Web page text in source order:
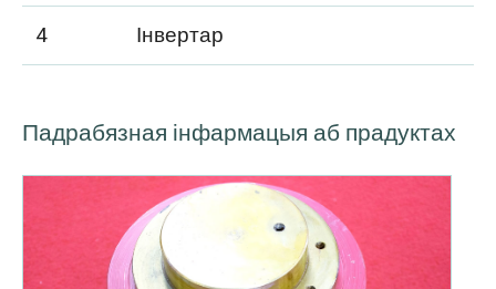
4
Інвертар
Падрабязная інфармацыя аб прадуктах